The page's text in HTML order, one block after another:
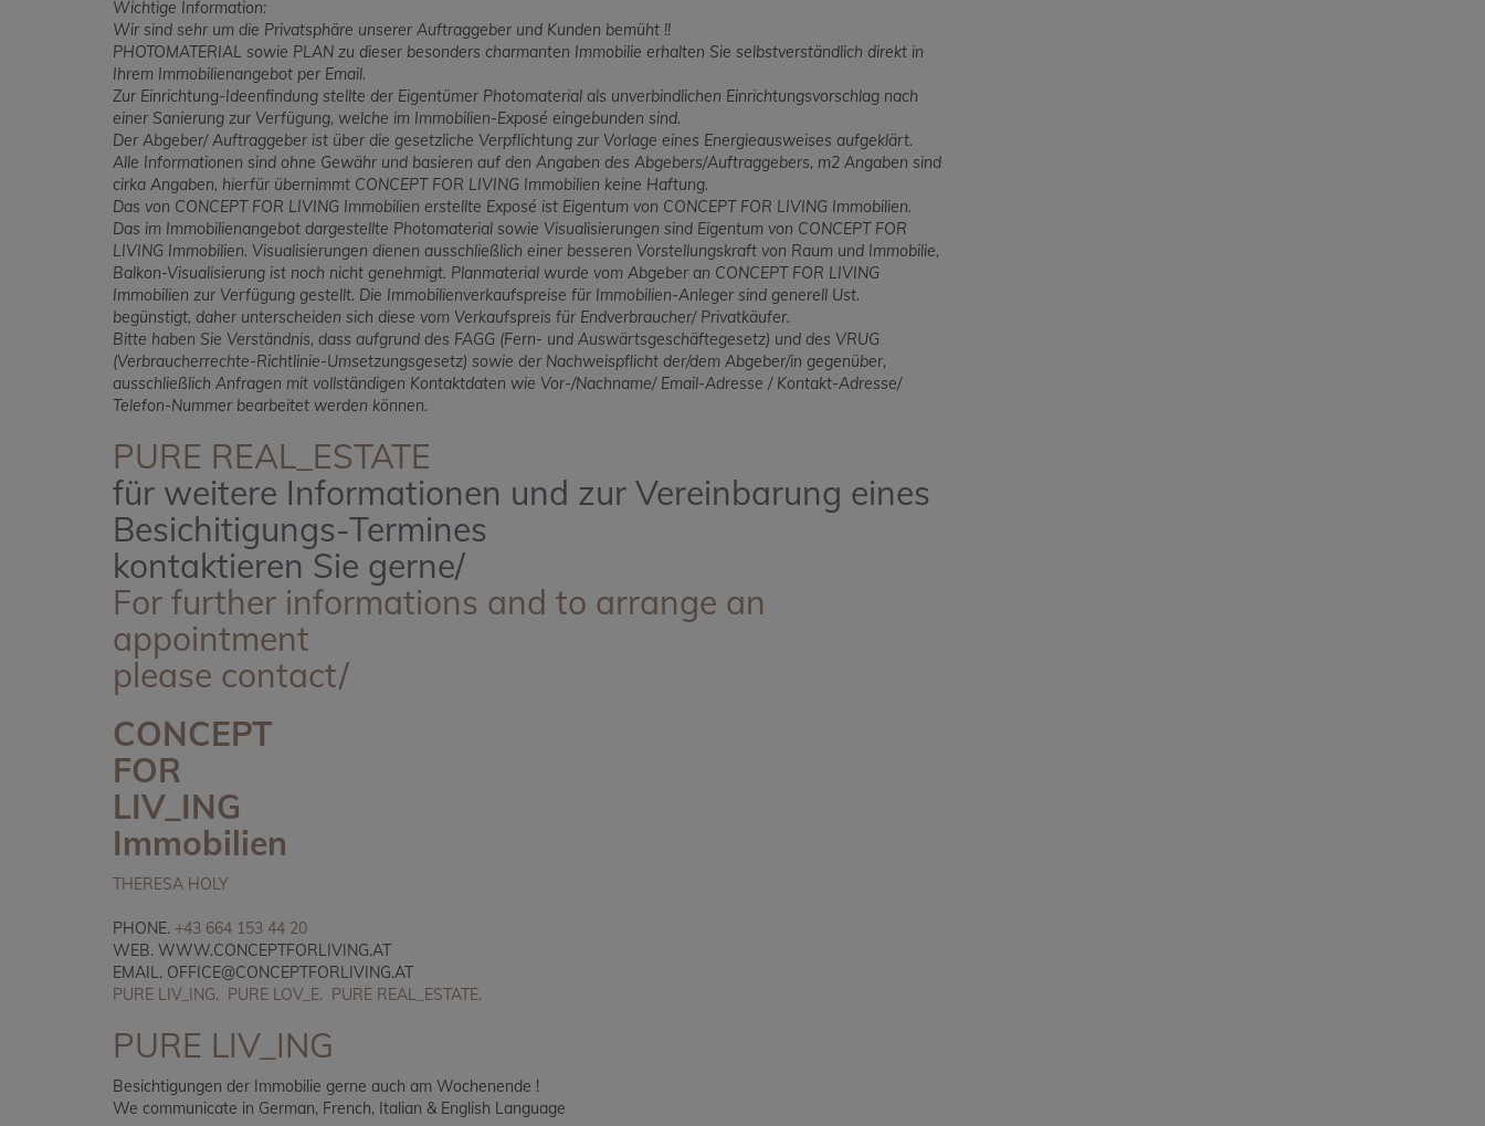
Wichtige Information:
Wir sind sehr um die Privatsphäre unserer Auftraggeber und Kunden bemüht !!
PHOTOMATERIAL sowie PLAN zu dieser besonders charmanten Immobilie erhalten Sie selbstverständlich direkt in
Ihrem Immobilienangebot per Email.
Zur Einrichtung-Ideenfindung stellte der Eigentümer Photomaterial als unverbindlichen Einrichtungsvorschlag nach
einer Sanierung zur Verfügung, welche im Immobilien-Exposé eingebunden sind.
Der Abgeber/ Auftraggeber ist über die gesetzliche Verpflichtung zur Vorlage eines Energieausweises aufgeklärt.
Alle Informationen sind ohne Gewähr und basieren auf den Angaben des Abgebers/Auftraggebers, m2 Angaben sind
cirka Angaben, hierfür übernimmt CONCEPT FOR LIVING Immobilien keine Haftung.
Das von CONCEPT FOR LIVING Immobilien erstellte Exposé ist Eigentum von CONCEPT FOR LIVING Immobilien.
Das im Immobilienangebot dargestellte Photomaterial sowie Visualisierungen sind Eigentum von CONCEPT FOR
LIVING Immobilien. Visualisierungen dienen ausschließlich einer besseren Vorstellungskraft von Raum und Immobilie,
Balkon-Visualisierung ist noch nicht genehmigt. Planmaterial wurde vom Abgeber an CONCEPT FOR LIVING
Immobilien zur Verfügung gestellt. Die Immobilienverkaufspreise für Immobilien-Anleger sind generell Ust.
begünstigt, daher unterscheiden sich diese vom Verkaufspreis für Endverbraucher/ Privatkäufer.
Bitte haben Sie Verständnis, dass aufgrund des FAGG (Fern- und Auswärtsgeschäftegesetz) und des VRUG
(Verbraucherrechte-Richtlinie-Umsetzungsgesetz) sowie der Nachweispflicht der/dem Abgeber/in gegenüber,
ausschließlich Anfragen mit vollständigen Kontaktdaten wie Vor-/Nachname/ Email-Adresse / Kontakt-Adresse/
Telefon-Nummer bearbeitet werden können.
PURE REAL_ESTATE
für weitere Informationen und zur Vereinbarung eines
Besichitigungs-Termines
kontaktieren Sie gerne/
For further informations and to arrange an
appointment
please contact/
CONCEPT
FOR
LIV_ING
Immobilien
THERESA HOLY
PHONE. +43 664 153 44 20
WEB. WWW.CONCEPTFORLIVING.AT
EMAIL. OFFICE@CONCEPTFORLIVING.AT
PURE LIV_ING. PURE LOV_E. PURE REAL_ESTATE.
PURE LIV_ING
Besichtigungen der Immobilie gerne auch am Wochenende !
We communicate in German, French, Italian & English Language